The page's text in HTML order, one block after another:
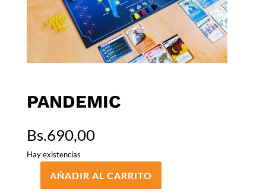
PANDEMIC
Bs.690,00
Hay existencias
PANDEMIC
AÑADIR AL CARRITO